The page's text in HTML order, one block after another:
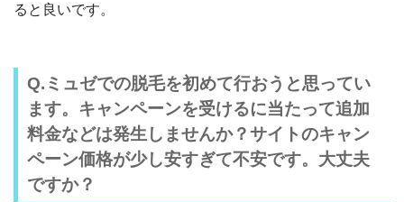
ると良いです。
Q.ミュゼでの脱毛を初めて行おうと思ってい
ます。キャンペーンを受けるに当たって追加
料金などは発生しませんか？サイトのキャン
ペーン価格が少し安すぎて不安です。大丈夫
ですか？